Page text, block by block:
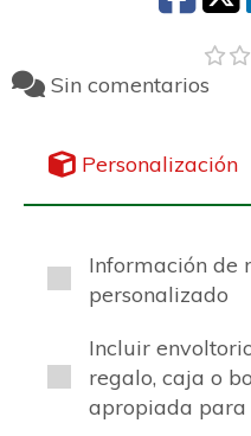
Sin comentarios
Personalización
Información de
personalizado
Incluir
regalo, caja o
apropiada para